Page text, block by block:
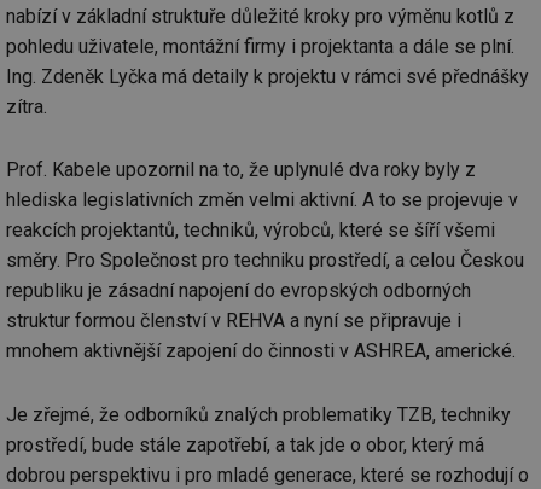
nabízí v základní struktuře důležité kroky pro výměnu kotlů z
pohledu uživatele, montážní firmy i projektanta a dále se plní.
Ing. Zdeněk Lyčka má detaily k projektu v rámci své přednášky
zítra.
Prof. Kabele upozornil na to, že uplynulé dva roky byly z
hlediska legislativních změn velmi aktivní. A to se projevuje v
reakcích projektantů, techniků, výrobců, které se šíří všemi
směry. Pro Společnost pro techniku prostředí, a celou Českou
republiku je zásadní napojení do evropských odborných
struktur formou členství v REHVA a nyní se připravuje i
mnohem aktivnější zapojení do činnosti v ASHREA, americké.
Je zřejmé, že odborníků znalých problematiky TZB, techniky
prostředí, bude stále zapotřebí, a tak jde o obor, který má
dobrou perspektivu i pro mladé generace, které se rozhodují o